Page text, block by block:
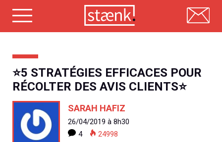
⭐5 STRATÉGIES EFFICACES POUR
RÉCOLTER DES AVIS CLIENTS⭐
SARAH HAFIZ
26/04/2019 à 8h30
4
24998